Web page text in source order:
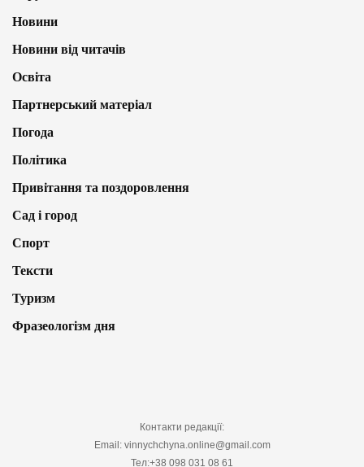
Новини
Новини від читачів
Освіта
Партнерський матеріал
Погода
Політика
Привітання та поздоровлення
Сад і город
Спорт
Тексти
Туризм
Фразеологізм дня
Контакти редакції:
Email: vinnychchyna.online@gmail.com
Тел:+38 098 031 08 61